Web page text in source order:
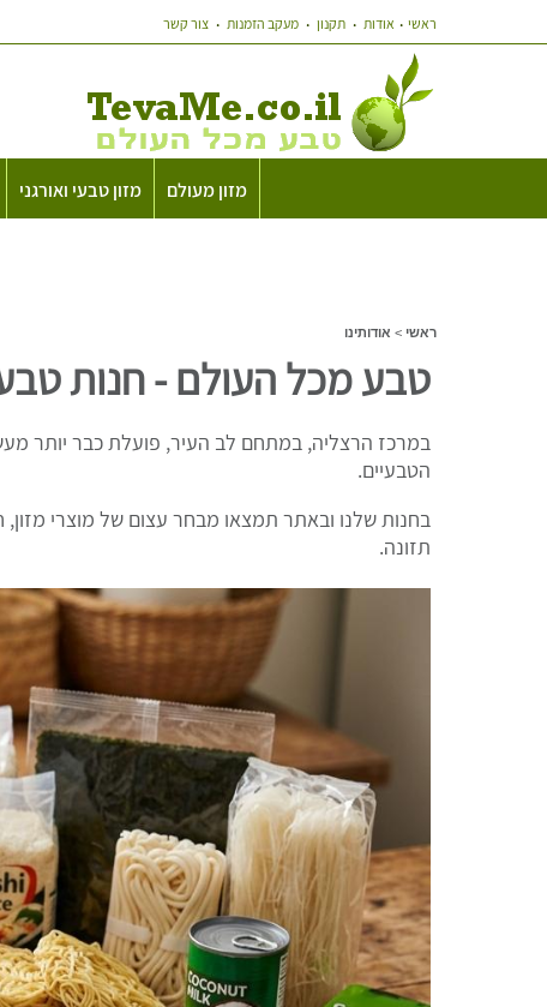
ראשי אודות תקנון מעקב הזמנות צור קשר
מזון מעולם מזון טבעי ואורגני
ראשי > אודותינו
טבע מכל העולם - חנות טבע
במרכז הרצליה, במתחם לב העיר, פועלת כבר יותר
הטבעיים.
בחנות שלנו ובאתר תמצאו מבחר עצום של מוצרי מזון,
תזונה.